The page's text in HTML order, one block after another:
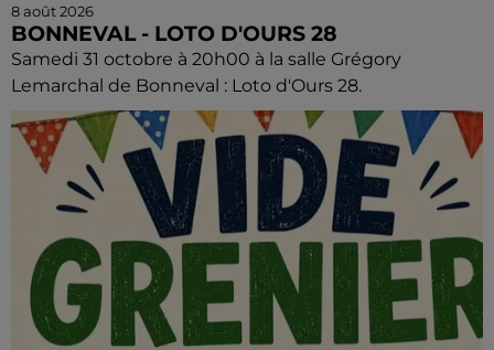
8 août 2026
BONNEVAL - LOTO D'OURS 28
Samedi 31 octobre à 20h00 à la salle Grégory
Lemarchal de Bonneval : Loto d'Ours 28.